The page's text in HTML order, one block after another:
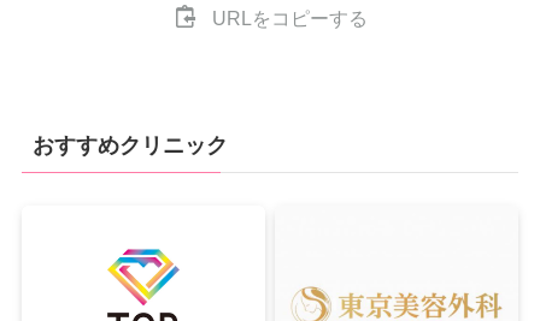
URLをコピーする
おすすめクリニック